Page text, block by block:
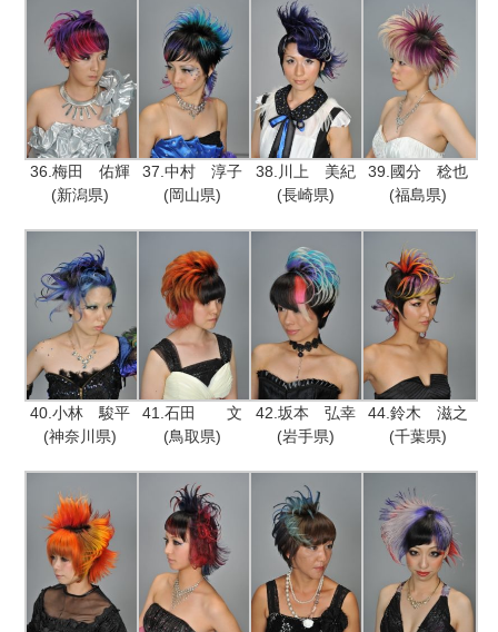
36.梅田 佑輝
(新潟県)
37.中村 淳子
(岡山県)
38.川上 美紀
(長崎県)
39.國分 稔也
(福島県)
40.小林 駿平
(神奈川県)
41.石田 文
(鳥取県)
42.坂本 弘幸
(岩手県)
44.鈴木 滋之
(千葉県)